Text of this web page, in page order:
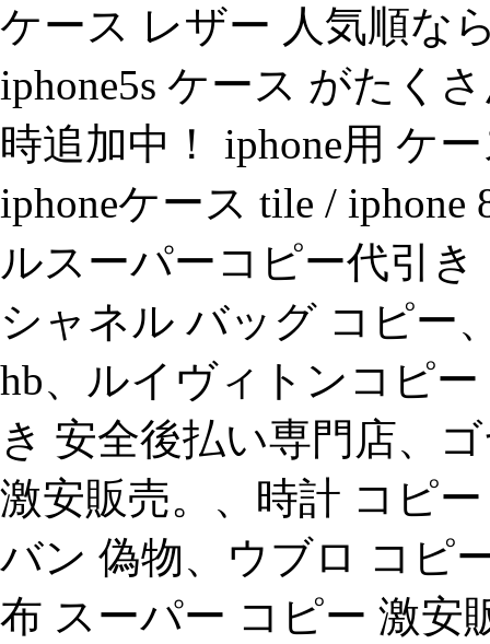
ケース レザー 人気順な
iphone5s ケース がたく
時追加中！ iphone用 ケ
iphoneケース tile /
ルスーパーコピー代引
シャネル バッグ コピー
hb、ルイヴィトンコピ
き 安全後払い専門店、
激安販売。、時計 コピ
バン 偽物、ウブロ コピ
布 スーパー コピー 激安